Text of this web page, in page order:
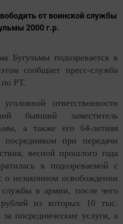
от воинской службы
2000 г.р.
Бугульмы подозревается в
сообщает пресс-служба
по РТ.
ответственности
бывший заместитель
а также его 64-летняя
посредником при передачи
весной прошлого года
к подозреваемой с
о незаконном освобождении
в армии, после чего
из которых 10 тыс.
посреднические услуги, а